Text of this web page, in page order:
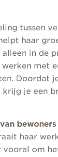
tussen
haar
in de
met
Doordat
krijg je een
bewoners
haar
vooral om